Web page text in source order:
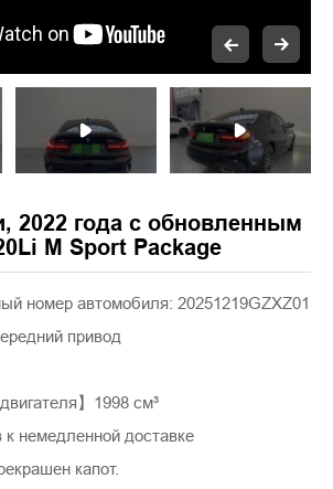
2022 года с обновленным
M Sport Package
номер автомобиля: 20251219GZXZ01
привод
】1998 см³
к немедленной доставке
капот.